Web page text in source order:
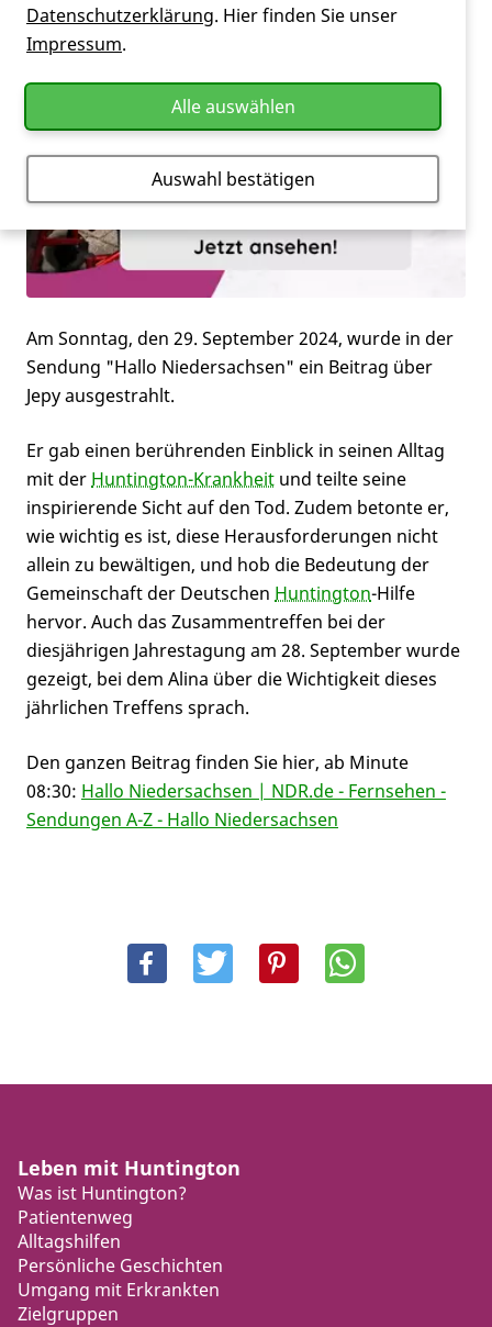
Am Sonntag, den 29. September 2024, wurde in der
Sendung "Hallo Niedersachsen" ein Beitrag über
Jepy ausgestrahlt.
Er gab einen berührenden Einblick in seinen Alltag
mit der Huntington-Krankheit und teilte seine
inspirierende Sicht auf den Tod. Zudem betonte er,
wie wichtig es ist, diese Herausforderungen nicht
allein zu bewältigen, und hob die Bedeutung der
Gemeinschaft der Deutschen Huntington-Hilfe
hervor. Auch das Zusammentreffen bei der
diesjährigen Jahrestagung am 28. September wurde
gezeigt, bei dem Alina über die Wichtigkeit dieses
jährlichen Treffens sprach.
Den ganzen Beitrag finden Sie hier, ab Minute
08:30: Hallo Niedersachsen | NDR.de - Fernsehen -
Sendungen A-Z - Hallo Niedersachsen
Leben mit Huntington
Was ist Huntington?
Patientenweg
Alltagshilfen
Persönliche Geschichten
Umgang mit Erkrankten
Zielgruppen
Datenschutzerklärung. Hier finden Sie unser
Impressum.
Alle auswählen
Auswahl bestätigen